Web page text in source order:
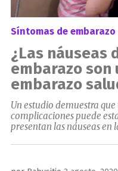
Síntomas de embarazo
¿Las náuseas
embarazo son
embarazo
Un estudio demuestra
complicaciones puede
presentan las náuseas en